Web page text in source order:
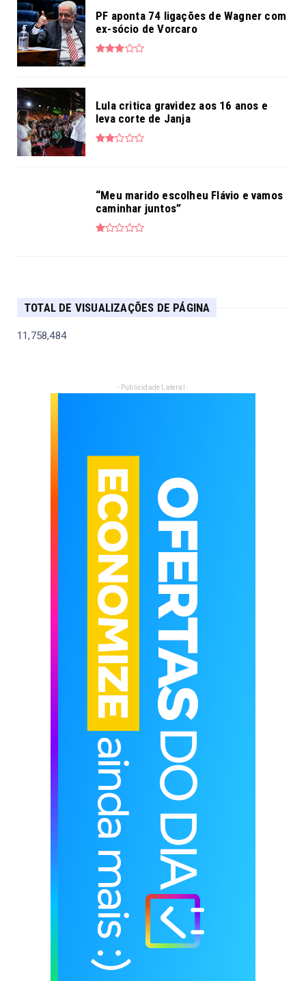
PF aponta 74 ligações de Wagner com
ex-sócio de Vorcaro
Lula critica gravidez aos 16 anos e
leva corte de Janja
“Meu marido escolheu Flávio e vamos
caminhar juntos”
TOTAL DE VISUALIZAÇÕES DE PÁGINA
11,758,484
- Publicidade Lateral -